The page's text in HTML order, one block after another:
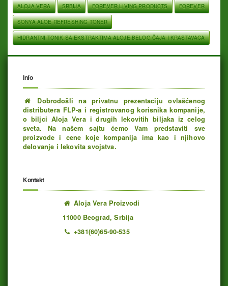
ALOJA VERA SRBIJA FOREVER LIVING PRODUCTS FOREVER
SONYA ALOE REFRESHING TONER
HIDRANTNI TONIK SA EKSTRAKTIMA ALOJE BELOG ČAJA I KRASTAVACA
Info
Dobrodošli na privatnu prezentaciju ovlašćenog
distributera FLP-a i registrovanog korisnika kompanije,
o biljci Aloja Vera i drugih lekovitih biljaka iz celog
sveta. Na našem sajtu ćemo Vam predstaviti sve
proizvode i cene koje kompanija ima kao i njihovo
delovanje i lekovita svojstva.
Kontakt
Aloja Vera Proizvodi
11000 Beograd, Srbija
+381(60)65-90-535